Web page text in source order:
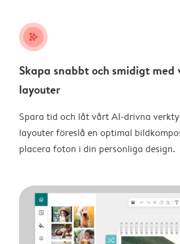
stars_plus
Skapa snabbt och smidigt med
layouter
Spara tid och låt vårt AI-drivna
layouter föreslå en optimal
placera foton i din personliga design.